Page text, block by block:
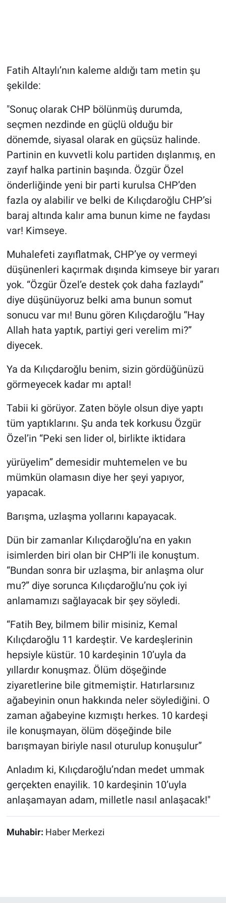
Fatih Altaylı’nın kaleme aldığı tam metin şu
şekilde:
"Sonuç olarak CHP bölünmüş durumda,
seçmen nezdinde en güçlü olduğu bir
dönemde, siyasal olarak en güçsüz halinde.
Partinin en kuvvetli kolu partiden dışlanmış, en
zayıf halka partinin başında. Özgür Özel
önderliğinde yeni bir parti kurulsa CHP’den
fazla oy alabilir ve belki de Kılıçdaroğlu CHP’si
baraj altında kalır ama bunun kime ne faydası
var! Kimseye.
Muhalefeti zayıflatmak, CHP’ye oy vermeyi
düşünenleri kaçırmak dışında kimseye bir yararı
yok. “Özgür Özel’e destek çok daha fazlaydı”
diye düşünüyoruz belki ama bunun somut
sonucu var mı! Bunu gören Kılıçdaroğlu “Hay
Allah hata yaptık, partiyi geri verelim mi?”
diyecek.
Ya da Kılıçdaroğlu benim, sizin gördüğünüzü
görmeyecek kadar mı aptal!
Tabii ki görüyor. Zaten böyle olsun diye yaptı
tüm yaptıklarını. Şu anda tek korkusu Özgür
Özel’in “Peki sen lider ol, birlikte iktidara
yürüyelim” demesidir muhtemelen ve bu
mümkün olamasın diye her şeyi yapıyor,
yapacak.
Barışma, uzlaşma yollarını kapayacak.
Dün bir zamanlar Kılıçdaroğlu’na en yakın
isimlerden biri olan bir CHP’li ile konuştum.
“Bundan sonra bir uzlaşma, bir anlaşma olur
mu?” diye sorunca Kılıçdaroğlu’nu çok iyi
anlamamızı sağlayacak bir şey söyledi.
“Fatih Bey, bilmem bilir misiniz, Kemal
Kılıçdaroğlu 11 kardeştir. Ve kardeşlerinin
hepsiyle küstür. 10 kardeşinin 10’uyla da
yıllardır konuşmaz. Ölüm döşeğinde
ziyaretlerine bile gitmemiştir. Hatırlarsınız
ağabeyinin onun hakkında neler söylediğini. O
zaman ağabeyine kızmıştı herkes. 10 kardeşi
ile konuşmayan, ölüm döşeğinde bile
barışmayan biriyle nasıl oturulup konuşulur”
Anladım ki, Kılıçdaroğlu’ndan medet ummak
gerçekten enayilik. 10 kardeşinin 10’uyla
anlaşamayan adam, milletle nasıl anlaşacak!"
Muhabir: Haber Merkezi